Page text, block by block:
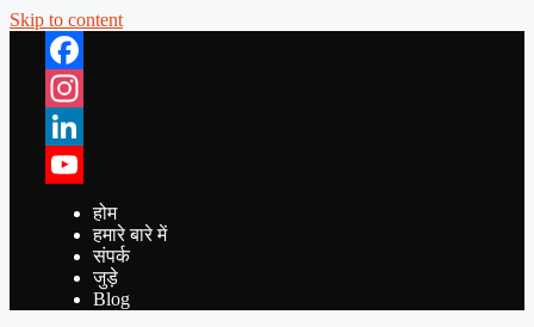
Skip to content
Facebook
Instagram
LinkedIn
YouTube
होम
हमारे बारे में
संपर्क
जुड़े
Blog